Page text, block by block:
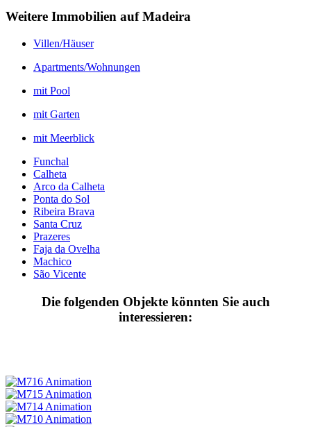
Weitere Immobilien auf Madeira
Villen/Häuser
Apartments/Wohnungen
mit Pool
mit Garten
mit Meerblick
Funchal
Calheta
Arco da Calheta
Ponta do Sol
Ribeira Brava
Santa Cruz
Prazeres
Faja da Ovelha
Machico
São Vicente
Die folgenden Objekte könnten Sie auch
interessieren: